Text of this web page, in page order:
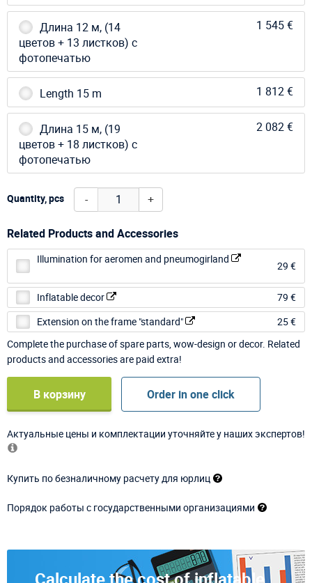
Длина 12 м, (14
цветов + 13 листков) с
фотопечатью
1 545 €
Length 15 m 1 812 €
Длина 15 м, (19
цветов + 18 листков) с
фотопечатью
2 082 €
Quantity, pcs - +
Related Products and Accessories
Illumination for aeromen and pneumogirland
29 €
Inflatable decor
79 €
Extension on the frame "standard"
25 €
Complete the purchase of spare parts, wow-design or decor. Related
products and accessories are paid extra!
В корзину Order in one click
Актуальные цены и комплектации уточняйте у наших экспертов!
Купить по безналичному расчету для юрлиц
Порядок работы с государственными организациями